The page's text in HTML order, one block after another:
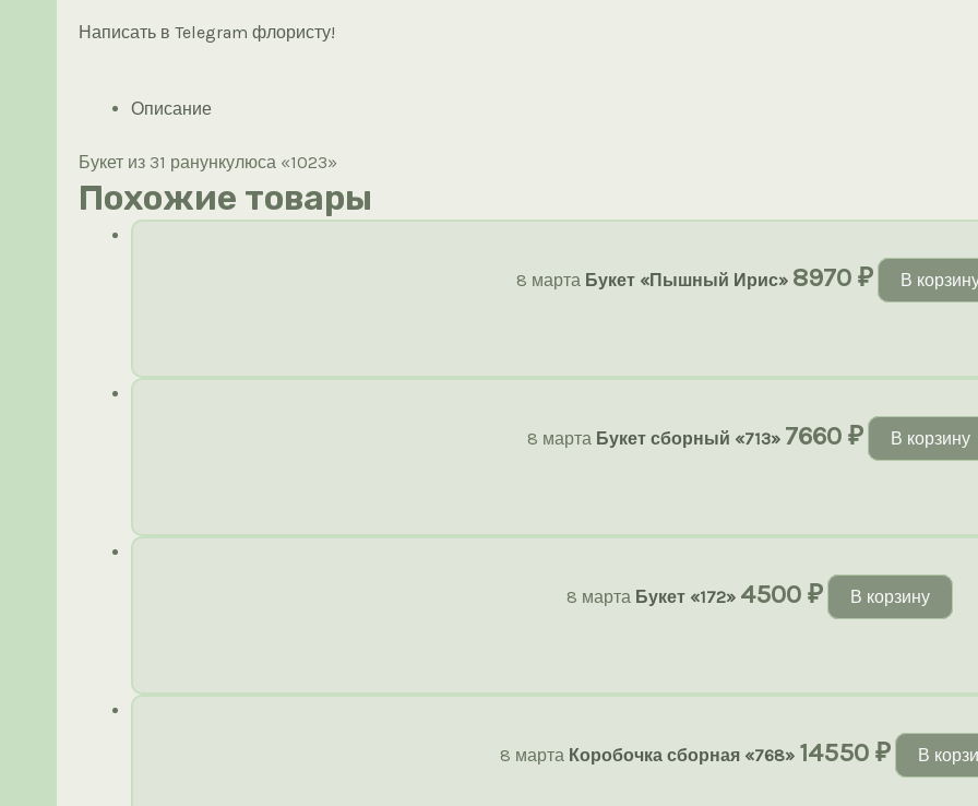
Написать в Telegram флористу!
Описание
Букет из 31 ранункулюса «1023»
Похожие товары
8 марта Букет «Пышный Ирис» 8970 ₽ В
8 марта Букет сборный «713» 7660 ₽ В корзину
8 марта Букет «172» 4500 ₽ В корзину
8 марта Коробочка сборная «768» 14550 ₽ В